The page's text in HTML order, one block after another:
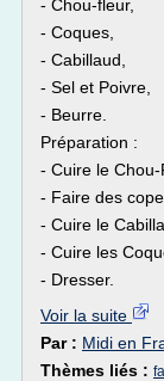
- Chou-fleur,
- Coques,
- Cabillaud,
- Sel et Poivre,
- Beurre.
Préparation :
- Cuire le Chou-
- Faire des
- Cuire le
- Cuire les
- Dresser.
Voir la suite
Par : Midi en
Thèmes liés :